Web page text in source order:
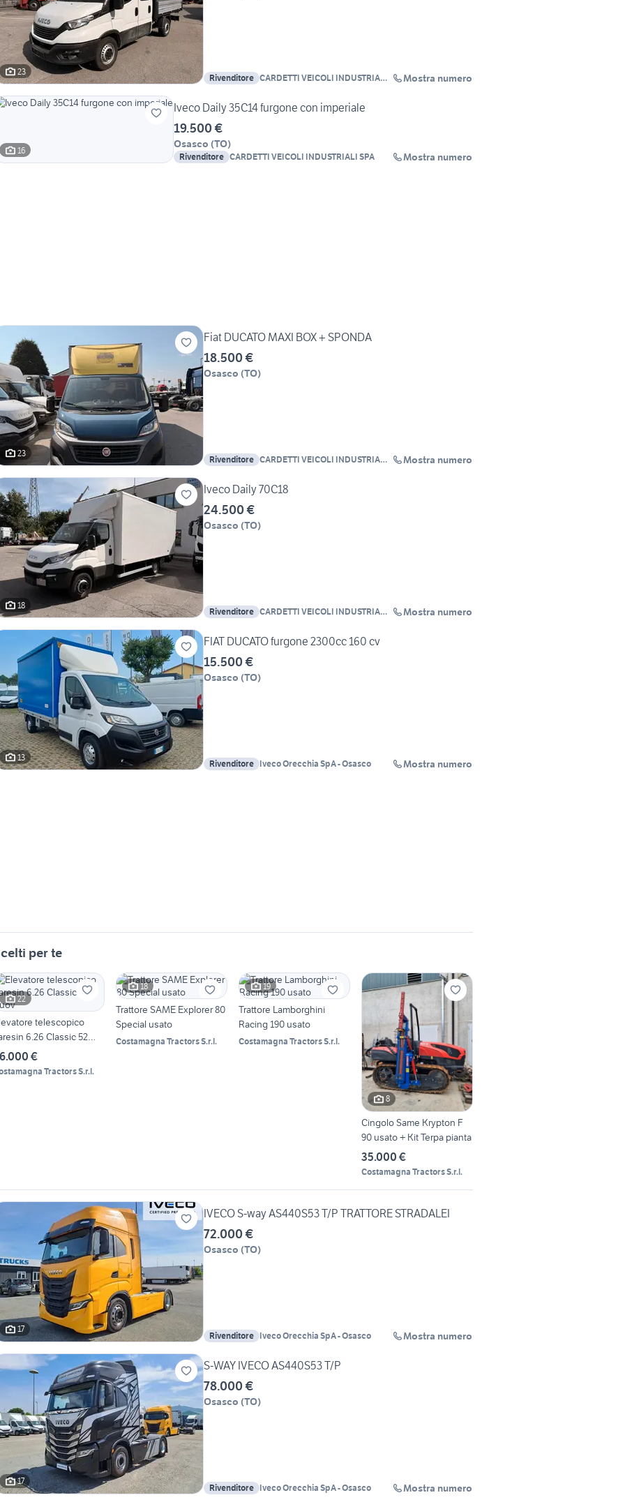
23
Rivenditore CARDETTI VEICOLI INDUSTRIALI
Mostra numero
16
Iveco Daily 35C14 furgone con imperiale
19.500 €
Osasco (TO)
Rivenditore CARDETTI VEICOLI INDUSTRIALI SPA Mostra numero
23
Fiat DUCATO MAXI BOX + SPONDA
18.500 €
Osasco (TO)
Rivenditore CARDETTI VEICOLI INDUSTRIALI
Mostra numero
18
Iveco Daily 70C18
24.500 €
Osasco (TO)
Rivenditore CARDETTI VEICOLI INDUSTRIALI
Mostra numero
13
FIAT DUCATO furgone 2300cc 160 cv
15.500 €
Osasco (TO)
Rivenditore Iveco Orecchia SpA - Osasco Mostra numero
per te
22
telescopico
6.26 Classic 52
€
Tractors S.r.l.
18
Trattore SAME Explorer 80
Special usato
Costamagna Tractors S.r.l.
19
Trattore Lamborghini
Racing 190 usato
Costamagna Tractors S.r.l.
8
Cingolo Same Krypton F
90 usato + Kit Terpa pianta
35.000 €
Costamagna Tractors S.r.l.
17
IVECO S-way AS440S53 T/P TRATTORE STRADALEI
72.000 €
Osasco (TO)
Rivenditore Iveco Orecchia SpA - Osasco Mostra numero
17
S-WAY IVECO AS440S53 T/P
78.000 €
Osasco (TO)
Rivenditore Iveco Orecchia SpA - Osasco Mostra numero